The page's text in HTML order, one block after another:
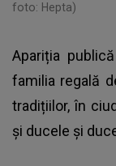
foto: Hepta)
Apariția
familia regală
tradițiilor, în
și ducele și